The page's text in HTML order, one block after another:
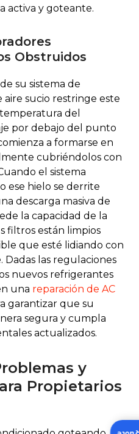
activa y goteante.
Obstruidos
su sistema de
sucio restringe este
del
por debajo del punto
a formarse en
cubriéndolos con
el sistema
ese hielo se derrite
descarga masiva de
la capacidad de la
filtros están limpios
que esté lidiando con
las regulaciones
nuevos refrigerantes
una reparación de AC
garantizar que su
segura y cumpla
actualizados.
y
Propietarios